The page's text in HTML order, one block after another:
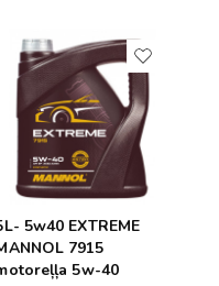
5w40 EXTREME
7915
5w-40